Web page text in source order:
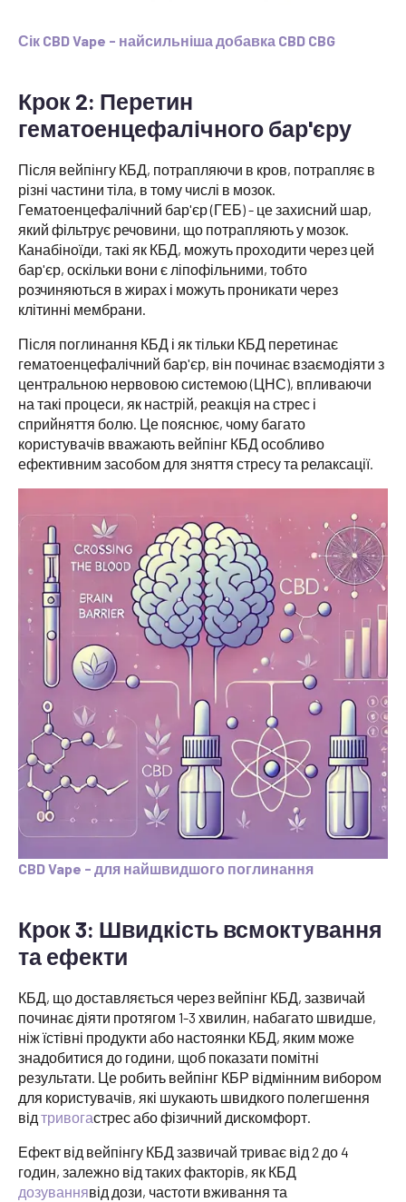
Сік CBD Vape - найсильніша добавка CBD CBG
Крок 2: Перетин
гематоенцефалічного бар'єру
Після вейпінгу КБД, потрапляючи в кров, потрапляє в
різні частини тіла, в тому числі в мозок.
Гематоенцефалічний бар'єр (ГЕБ) - це захисний шар,
який фільтрує речовини, що потрапляють у мозок.
Канабіноїди, такі як КБД, можуть проходити через цей
бар'єр, оскільки вони є ліпофільними, тобто
розчиняються в жирах і можуть проникати через
клітинні мембрани.
Після поглинання КБД і як тільки КБД перетинає
гематоенцефалічний бар'єр, він починає взаємодіяти з
центральною нервовою системою (ЦНС), впливаючи
на такі процеси, як настрій, реакція на стрес і
сприйняття болю. Це пояснює, чому багато
користувачів вважають вейпінг КБД особливо
ефективним засобом для зняття стресу та релаксації.
CBD Vape - для найшвидшого поглинання
Крок 3: Швидкість всмоктування
та ефекти
КБД, що доставляється через вейпінг КБД, зазвичай
починає діяти протягом 1-3 хвилин, набагато швидше,
ніж їстівні продукти або настоянки КБД, яким може
знадобитися до години, щоб показати помітні
результати. Це робить вейпінг КБР відмінним вибором
для користувачів, які шукають швидкого полегшення
від тривогастрес або фізичний дискомфорт.
Ефект від вейпінгу КБД зазвичай триває від 2 до 4
годин, залежно від таких факторів, як КБД
дозуваннявід дози, частоти вживання та